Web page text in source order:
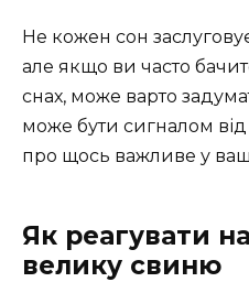
Не кожен сон
але якщо ви часто
снах, може варто
може бути сигналом від
про щось важливе у
Як реагувати
велику свиню